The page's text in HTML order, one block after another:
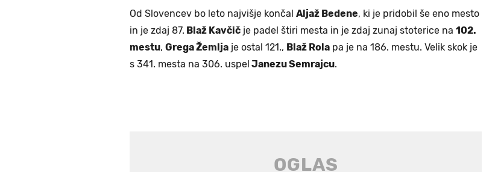
Od Slovencev bo leto najvišje končal Aljaž Bedene, ki je pridobil še eno mesto
in je zdaj 87. Blaž Kavčič je padel štiri mesta in je zdaj zunaj stoterice na 102.
mestu, Grega Žemlja je ostal 121., Blaž Rola pa je na 186. mestu. Velik skok je
s 341. mesta na 306. uspel Janezu Semrajcu.